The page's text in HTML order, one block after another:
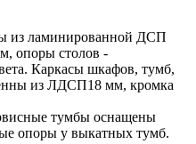
из ламинированной ДСП
опоры столов -
Каркасы шкафов, тумб,
из ЛДСП18 мм, кромка
тумбы оснащены
опоры у выкатных тумб.